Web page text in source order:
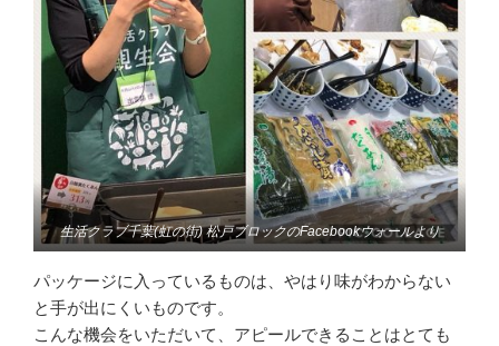
生活クラブ千葉(虹の街) 松戸ブロックのFacebookウォールより
パッケージに入っているものは、やはり味がわからない
と手が出にくいものです。
こんな機会をいただいて、アピールできることはとても